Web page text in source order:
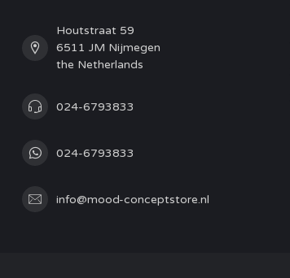
Houtstraat 59
6511 JM Nijmegen
the Netherlands
024-6793833
024-6793833
info@mood-conceptstore.nl